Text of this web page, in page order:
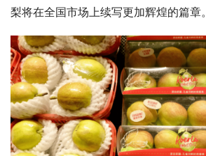
梨将在全国市场上续写更加辉煌的篇章。